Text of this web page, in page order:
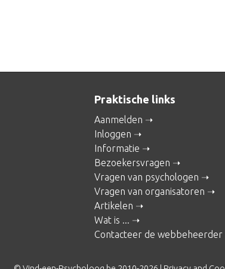
Praktische links
Aanmelden
Inloggen
Informatie
Bezoekersvragen
Vragen van psychologen
Vragen van organisatoren
Artikelen
Wat is ...
Contacteer de webbeheerder